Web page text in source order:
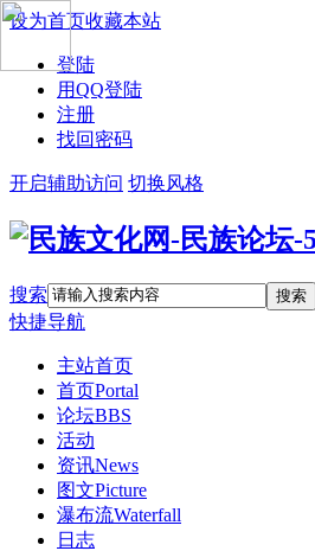
设为首页收藏本站
登陆
用QQ登陆
注册
找回密码
开启辅助访问 切换风格
搜索 搜索
快捷导航
主站首页
首页Portal
论坛BBS
活动
资讯News
图文Picture
瀑布流Waterfall
日志